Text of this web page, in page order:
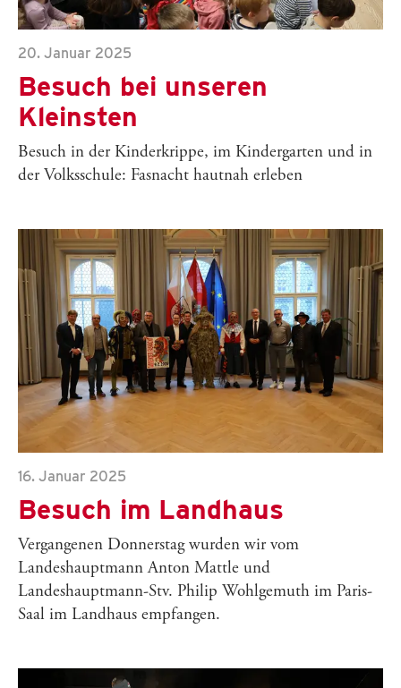
20. Januar 2025
Besuch bei unseren
Kleinsten
Besuch in der Kinderkrippe, im Kindergarten und in
der Volksschule: Fasnacht hautnah erleben
16. Januar 2025
Besuch im Landhaus
Vergangenen Donnerstag wurden wir vom
Landeshauptmann Anton Mattle und
Landeshauptmann-Stv. Philip Wohlgemuth im Paris-
Saal im Landhaus empfangen.